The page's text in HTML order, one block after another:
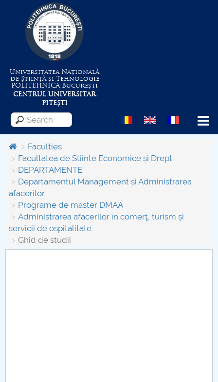
Universitatea Națională
de Știință și Tehnologie
POLITEHNICABucurești
CENTRUL UNIVERSITAR
PITEȘTI
Menu
About the University
Centrul de Management al Proiectelor
Board of Administration
Nr. de telefon si adrese Facultăți
Faculties
Facultatea de Stiinte Economice și Drept
DEPARTAMENTE
Departamentul Management și Administrarea
afacerilor
Programe de master DMAA
Administrarea afacerilor în comerţ, turism și
servicii de ospitalitate
Ghid de studii